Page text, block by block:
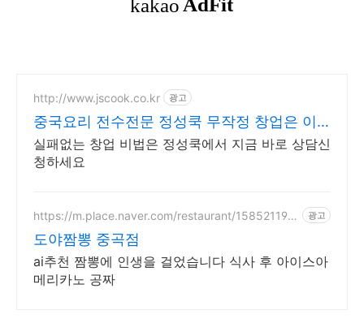
http://www.jscook.co.kr 광고
중국요리 전수전문 정성쿡 무작정 창업은 이
제 그만
실패없는 창업 비법은 정성쿡에서 지금 바로 상담신
청하세요
https://m.place.naver.com/restaurant/158521193
광고
도야짬뽕 중곡점
ai추천 짬뽕에 인생을 걸었습니다 식사 후 아이스아
메리카노 공짜